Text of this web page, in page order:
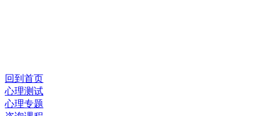
回到首页
心理测试
心理专题